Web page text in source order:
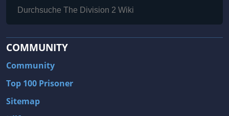
COMMUNITY
Community
Top 100 Prisoner
Sitemap